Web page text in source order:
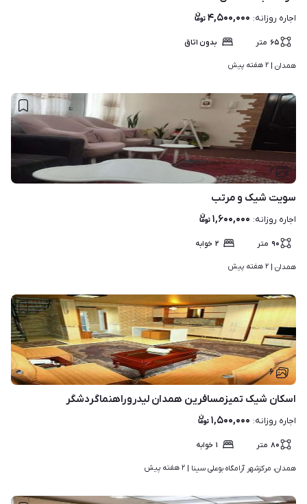
اجاره روزانه: ۴,۵۰۰,۰۰۰
۶۵ متر بدون اتاق
همدان | ۲ هفته پیش
۲
سویت شیک و مرتب
اجاره روزانه: ۱,۶۰۰,۰۰۰
۹۰ متر ۲ خوابه
همدان | ۲ هفته پیش
۶
اسکان شیک تمیزمسافرین همدان لیدروراهنماگردشگر
اجاره روزانه: ۱,۵۰۰,۰۰۰
۸۰ متر ۱ خوابه
همدان، مرکزشهر آرامگاه بوعلی سینا | ۲ هفته پیش